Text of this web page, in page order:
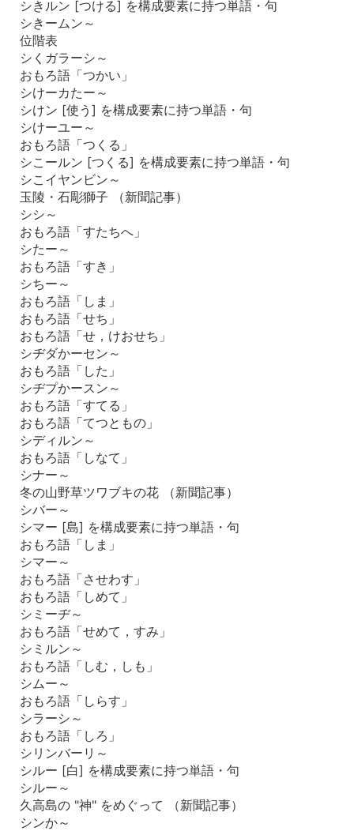
シきルン [つける] を構成要素に持つ単語・句
シきームン～
位階表
シくガラーシ～
おもろ語「つかい」
シけーカたー～
シけン [使う] を構成要素に持つ単語・句
シけーユー～
おもろ語「つくる」
シこールン [つくる] を構成要素に持つ単語・句
シこイヤンビン～
玉陵・石彫獅子 （新聞記事）
シシ～
おもろ語「すたちへ」
シたー～
おもろ語「すき」
シちー～
おもろ語「しま」
おもろ語「せち」
おもろ語「せ，けおせち」
シヂダかーセン～
おもろ語「した」
シヂプかースン～
おもろ語「すてる」
おもろ語「てつともの」
シディルン～
おもろ語「しなて」
シナー～
冬の山野草ツワブキの花 （新聞記事）
シバー～
シマー [島] を構成要素に持つ単語・句
おもろ語「しま」
シマー～
おもろ語「させわす」
おもろ語「しめて」
シミーヂ～
おもろ語「せめて，すみ」
シミルン～
おもろ語「しむ，しも」
シムー～
おもろ語「しらす」
シラーシ～
おもろ語「しろ」
シリンバーリ～
シルー [白] を構成要素に持つ単語・句
シルー～
久高島の "神" をめぐって （新聞記事）
シンか～